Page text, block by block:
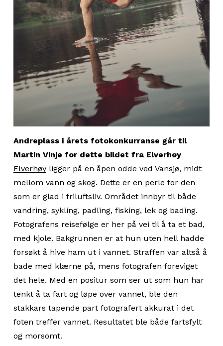
Andreplass i årets fotokonkurranse går til
Martin Vinje for dette bildet fra Elverhøy
Elverhøyligger på en åpen odde ved Vansjø, midt
mellom vann og skog. Dette er en perle for den
som er glad i friluftsliv. Området innbyr til både
vandring, sykling, padling, fisking, lek og bading.
Fotografens reisefølge er her på vei til å ta et bad,
med kjole. Bakgrunnen er at hun uten hell hadde
forsøkt å hive ham ut i vannet. Straffen var altså å
bade med klærne på, mens fotografen foreviget
det hele. Med en positur som ser ut som hun har
tenkt å ta fart og løpe over vannet, ble den
stakkars tapende part fotografert akkurat i det
foten treffer vannet. Resultatet ble både fartsfylt
og morsomt.